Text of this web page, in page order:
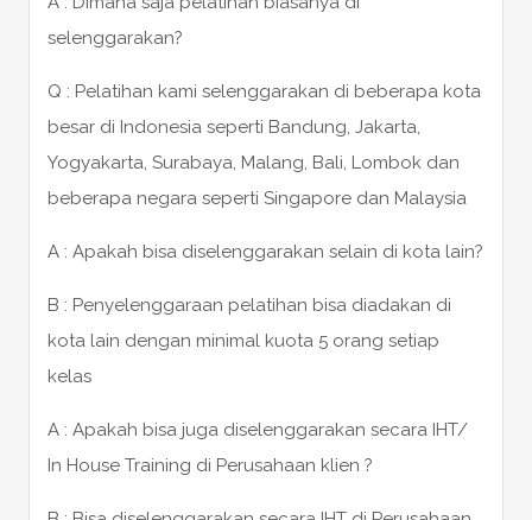
selenggarakan?
Q : Pelatihan kami selenggarakan di beberapa kota
besar di Indonesia seperti Bandung, Jakarta,
Yogyakarta, Surabaya, Malang, Bali, Lombok dan
beberapa negara seperti Singapore dan Malaysia
A : Apakah bisa diselenggarakan selain di kota lain?
B : Penyelenggaraan pelatihan bisa diadakan di
kota lain dengan minimal kuota 5 orang setiap
kelas
A : Apakah bisa juga diselenggarakan secara IHT/
In House Training di Perusahaan klien ?